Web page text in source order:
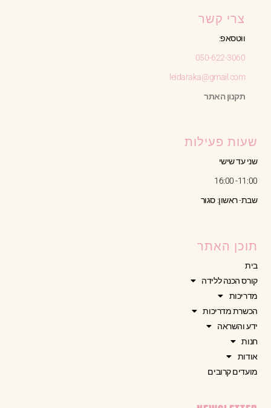
צרי קשר
ווטסאפ:
050-622-3060
leidaraka@gmail.com
תקנון האתר
שעות פעילות
שני עד שישי
11:00- 16:00
שבת- ראשון: סגור
תוכן האתר
בית
קורס הכנה ללידה
מדריכות
הכשרת מדריכות
ידע והשראה
חנות
אודות
מועדים קרובים